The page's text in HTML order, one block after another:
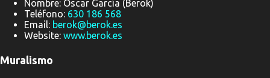
Nombre: Óscar García (Berok)
Teléfono: 630 186 568
Email: berok@berok.es
Website: www.berok.es
Muralismo